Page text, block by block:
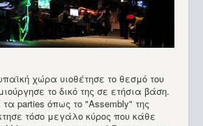
χώρα υιοθέτησε το θεσμό του
το δικό της σε ετήσια βάση.
parties όπως το "Assembly" της
τόσο μεγάλο κύρος που κάθε